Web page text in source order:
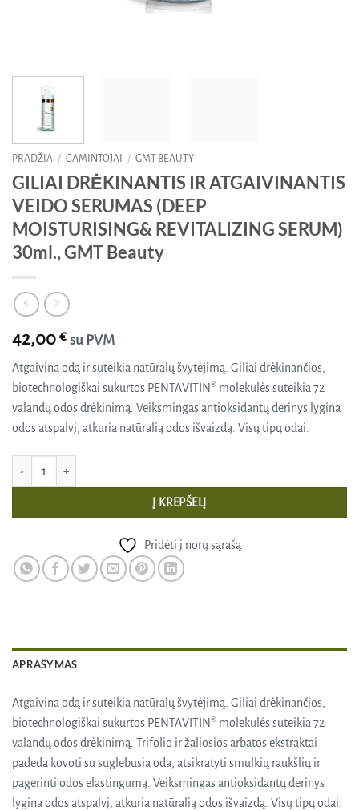
PRADŽIA / GAMINTOJAI / GMT BEAUTY
GILIAI DRĖKINANTIS IR ATGAIVINANTIS
VEIDO SERUMAS (DEEP
MOISTURISING& REVITALIZING SERUM)
30ml., GMT Beauty
42,00 € su PVM
Atgaivina odą ir suteikia natūralų švytėjimą. Giliai drėkinančios,
biotechnologiškai sukurtos PENTAVITIN® molekulės suteikia 72
valandų odos drėkinimą. Veiksmingas antioksidantų derinys lygina
odos atspalvį, atkuria natūralią odos išvaizdą. Visų tipų odai.
Į KREPŠELĮ
Pridėti į norų sąrašą
APRAŠYMAS
Atgaivina odą ir suteikia natūralų švytėjimą. Giliai drėkinančios,
biotechnologiškai sukurtos PENTAVITIN® molekulės suteikia 72
valandų odos drėkinimą. Trifolio ir žaliosios arbatos ekstraktai
padeda kovoti su suglebusia oda, atsikratyti smulkių raukšlių ir
pagerinti odos elastingumą. Veiksmingas antioksidantų derinys
lygina odos atspalvį, atkuria natūralią odos išvaizdą. Visų tipų odai.